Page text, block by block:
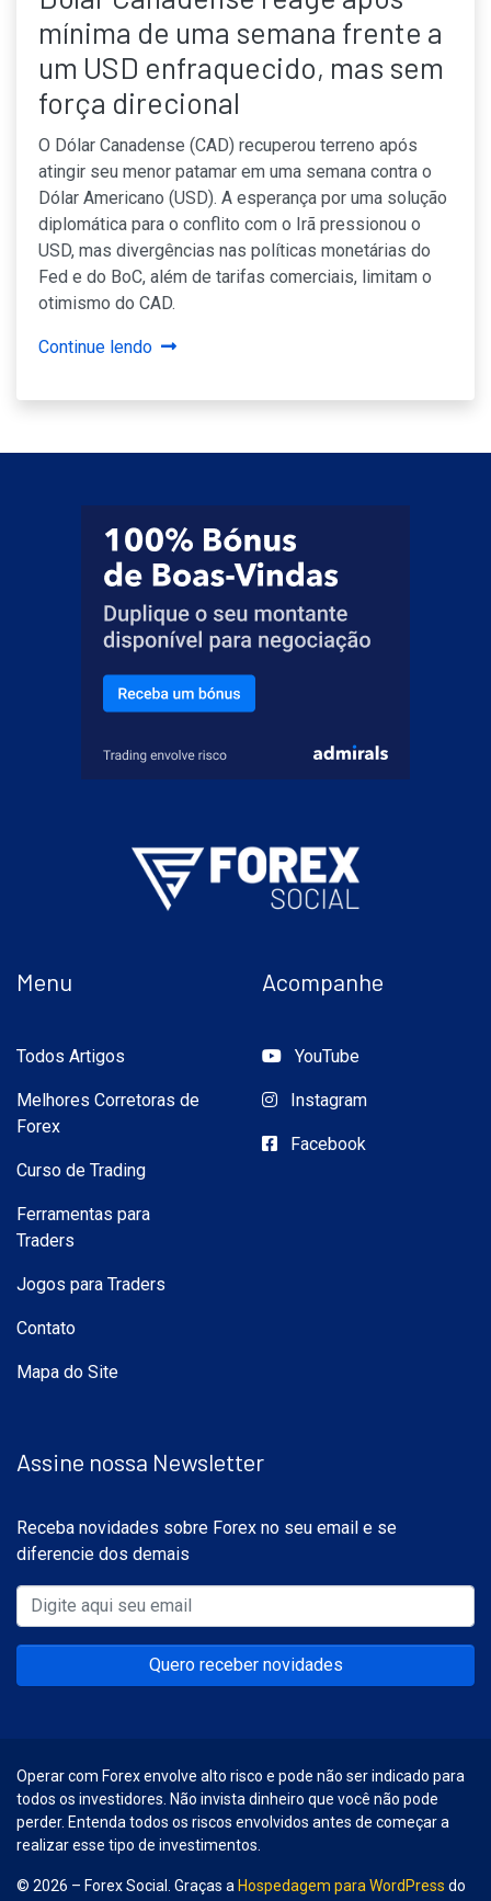
mínima de uma semana frente a
um USD enfraquecido, mas sem
força direcional
O Dólar Canadense (CAD) recuperou terreno após
atingir seu menor patamar em uma semana contra o
Dólar Americano (USD). A esperança por uma solução
diplomática para o conflito com o Irã pressionou o
USD, mas divergências nas políticas monetárias do
Fed e do BoC, além de tarifas comerciais, limitam o
otimismo do CAD.
Continue lendo
Menu
Todos Artigos
Melhores Corretoras de
Forex
Curso de Trading
Ferramentas para
Traders
Jogos para Traders
Contato
Mapa do Site
Acompanhe
YouTube
Instagram
Facebook
Assine nossa Newsletter
Receba novidades sobre Forex no seu email e se
diferencie dos demais
Quero receber novidades
Operar com Forex envolve alto risco e pode não ser indicado para
todos os investidores. Não invista dinheiro que você não pode
perder. Entenda todos os riscos envolvidos antes de começar a
realizar esse tipo de investimentos.
© 2026 – Forex Social. Graças a Hospedagem para WordPress do